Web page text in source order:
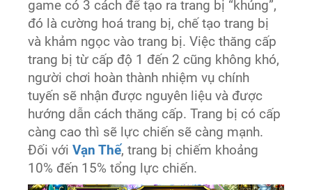
game có 3 cách để tạo ra trang bị “khủng”,
đó là cường hoá trang bị, chế tạo trang bị
và khảm ngọc vào trang bị. Việc thăng cấp
trang bị từ cấp độ 1 đến 2 cũng không khó,
người chơi hoàn thành nhiệm vụ chính
tuyến sẽ nhận được nguyên liệu và được
hướng dẫn cách thăng cấp. Trang bị có cấp
càng cao thì sẽ lực chiến sẽ càng mạnh.
Đối vớiVạn Thế, trang bị chiếm khoảng
10% đến 15% tổng lực chiến.